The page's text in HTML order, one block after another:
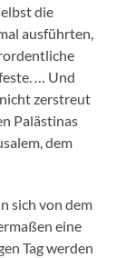
die
ausführten,
… Und
zerstreut
Palästinas
dem
sich von dem
eine
Tag werden